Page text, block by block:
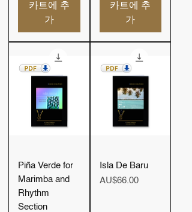
카트에 추
가
카트에 추
가
Piña Verde for
Marimba and
Rhythm
Section
Isla De Baru
가격
AU$66.00